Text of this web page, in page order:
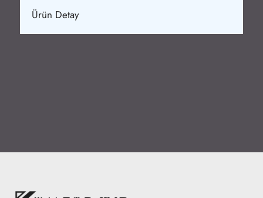
Ürün Detay